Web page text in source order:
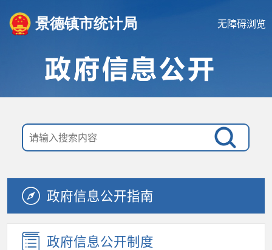
景德镇市统计局 无障碍浏览
政府信息公开指南
政府信息公开制度